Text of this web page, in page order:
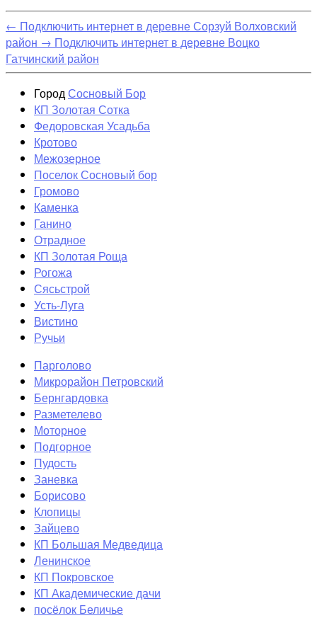
← Подключить интернет в деревне Сорзуй Волховский
район → Подключить интернет в деревне Воцко
Гатчинский район
ГородСосновый Бор
КП Золотая Сотка
Федоровская Усадьба
Кротово
Межозерное
Поселок Сосновый бор
Громово
Каменка
Ганино
Отрадное
КП Золотая Роща
Рогожа
Сясьстрой
Усть-Луга
Вистино
Ручьи
Парголово
Микрорайон Петровский
Бернгардовка
Разметелево
Моторное
Подгорное
Пудость
Заневка
Борисово
Клопицы
Зайцево
КП Большая Медведица
Ленинское
КП Покровское
КП Академические дачи
посёлок Беличье